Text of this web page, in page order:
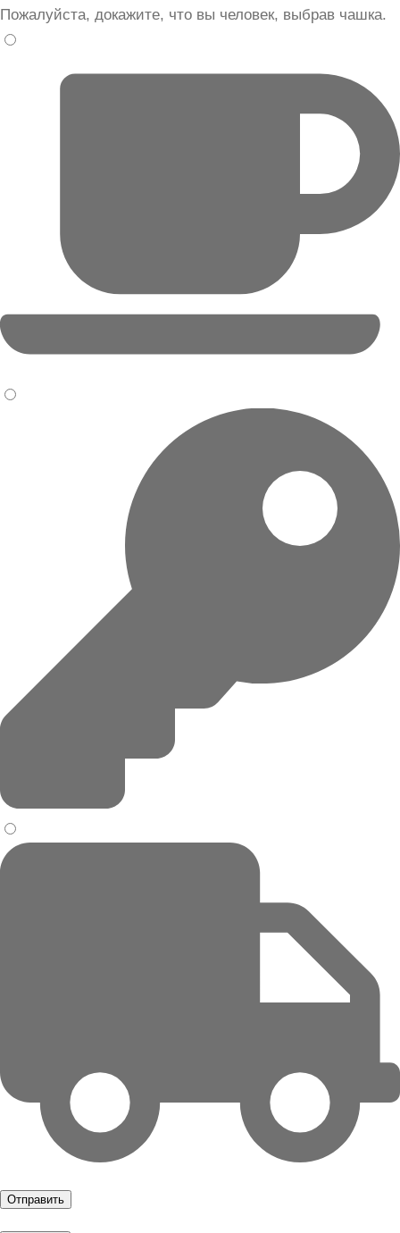
Пожалуйста, докажите, что вы человек, выбрав чашка.